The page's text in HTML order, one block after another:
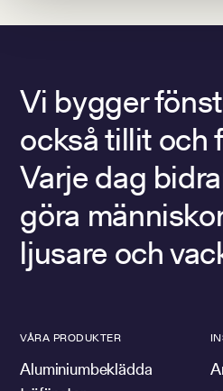
Vi bygger
också tillit och
Varje dag
göra
ljusare och
VÅRA PRODUKTER
Aluminiumbeklädda